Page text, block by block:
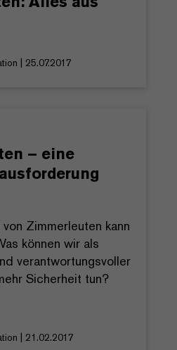
| 25.07.2017
– eine
Zimmerleuten kann
können wir als
verantwortungsvoller
Sicherheit tun?
| 21.02.2017